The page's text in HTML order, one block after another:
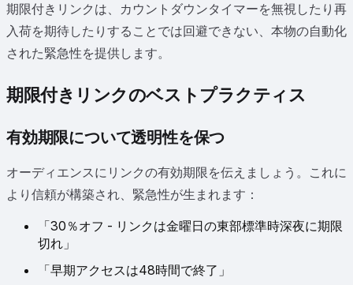
期限付きリンクは、カウントダウンタイマーを無視したり再
入荷を期待したりすることでは回避できない、本物の自動化
された緊急性を提供します。
期限付きリンクのベストプラクティス
有効期限について透明性を保つ
オーディエンスにリンクの有効期限を伝えましょう。これに
より信頼が構築され、緊急性が生まれます：
「30％オフ - リンクは金曜日の東部標準時深夜に期限
切れ」
「早期アクセスは48時間で終了」